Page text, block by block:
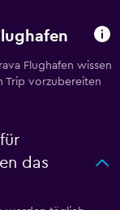
Flughafen wissen
Trip vorzubereiten
das